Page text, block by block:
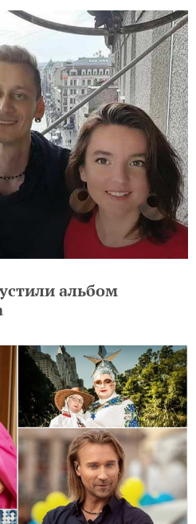
альбом